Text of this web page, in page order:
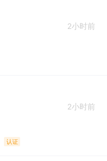
2小时前
2小时前
认证